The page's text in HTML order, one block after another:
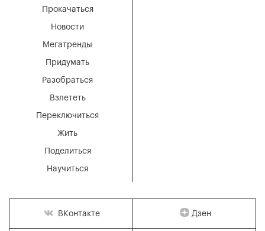
Мегатренды
Придумать
Разобраться
Взлететь
Новости
Переключиться
Жить
Поделиться
Научиться
Прокачаться
ВКонтакте Дзен